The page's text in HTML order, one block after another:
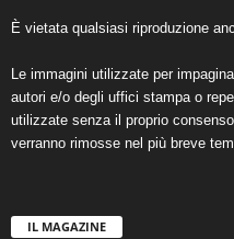
È vietata qualsiasi riproduzione
Le immagini utilizzate per
autori e/o degli uffici stampa o
utilizzate senza il proprio
verranno rimosse nel più breve
IL MAGAZINE